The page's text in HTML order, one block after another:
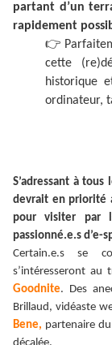
partant d’un
rapidement
👉
cette
historique
ordinateur,
S’adressant à
devrait en priorité
pour visiter par
passionné.e.s d’e-
Certain.e.s se
s’intéresseront au
Goodnite. Des
Brillaud, vidéaste
Bene, partenaire